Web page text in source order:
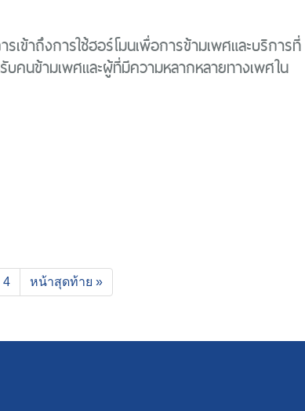
รเข้าถึงการใช้ฮอร์โมนเพื่อการข้ามเพศและบริการที่
บคนข้ามเพศและผู้ที่มีความหลากหลายทางเพศใน
4 หน้าสุดท้าย »